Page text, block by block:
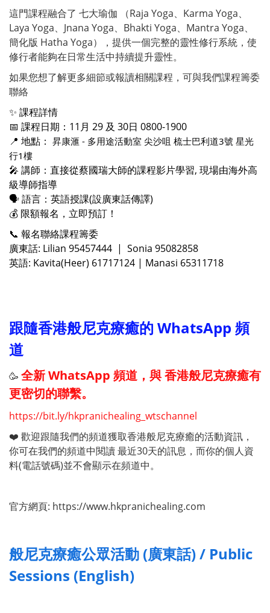
這門課程融合了 七大瑜伽 （Raja Yoga、Karma Yoga、
Laya Yoga、Jnana Yoga、Bhakti Yoga、Mantra Yoga、
簡化版 Hatha Yoga），提供一個完整的靈性修行系統，使
修行者能夠在日常生活中持續提升靈性。
如果您想了解更多細節或報讀相關課程，可與我們課程籌委
聯絡
✨ 課程詳情
📅 課程日期：11月 29 及 30日 0800-1900
📍 地點： 昇康滙 - 多用途活動室 尖沙咀 梳士巴利道3號 星光
行1樓
🎤 講師：直接從蔡國瑞大師的課程影片學習, 現場由海外高
級導師指導
🗣 語言：英語授課(設廣東話傳譯)
💰 限額報名，立即預訂！
📞 報名聯絡課程籌委
廣東話: Lilian 95457444 | Sonia 95082858
英語: Kavita(Heer) 61717124 | Manasi 65311718
跟隨香港般尼克療癒的 WhatsApp 頻
道
🥳 全新 WhatsApp 頻道，與 香港般尼克療癒有
更密切的聯繫。
https://bit.ly/hkpranichealing_wtschannel
❤️ 歡迎跟隨我們的頻道獲取香港般尼克療癒的活動資訊，
你可在我們的頻道中閱讀 最近30天的訊息，而你的個人資
料(電話號碼)並不會顯示在頻道中。
官方網頁: https://www.hkpranichealing.com
般尼克療癒公眾活動 (廣東話) / Public
Sessions (English)